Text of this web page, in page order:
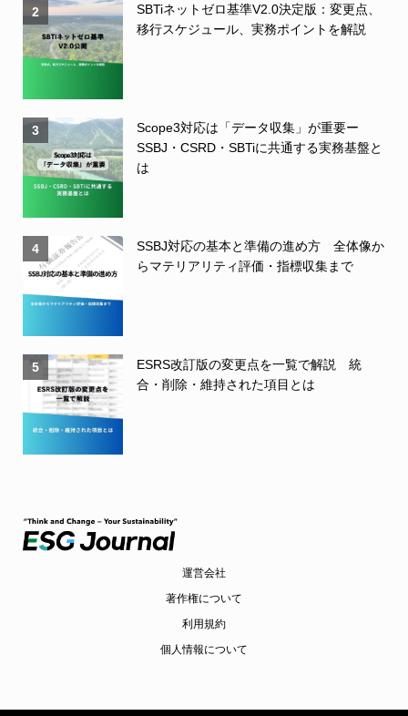
2
SBTiネットゼロ基準V2.0決定版：変更点、
移行スケジュール、実務ポイントを解説
3
Scope3対応は「データ収集」が重要ー
SSBJ・CSRD・SBTiに共通する実務基盤と
は
4
SSBJ対応の基本と準備の進め方 全体像か
らマテリアリティ評価・指標収集まで
5
ESRS改訂版の変更点を一覧で解説 統
合・削除・維持された項目とは
運営会社
著作権について
利用規約
個人情報について